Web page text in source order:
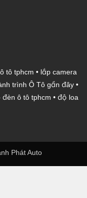
tô tphcm • lắp camera
trình Ô Tô gần đây•
đèn ô tô tphcm • độ loa
Phát Auto